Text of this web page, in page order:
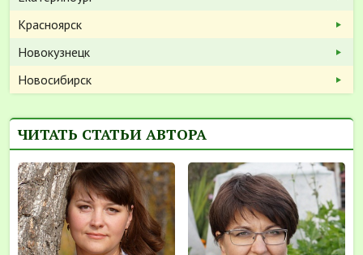
Красноярск
Новокузнецк
Новосибирск
ЧИТАТЬ СТАТЬИ АВТОРА